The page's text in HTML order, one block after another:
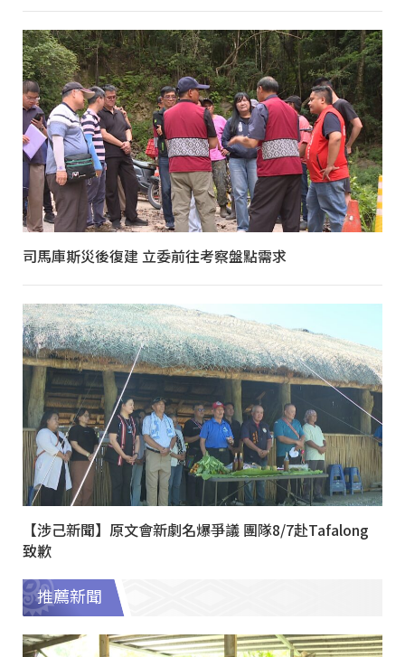
司馬庫斯災後復建 立委前往考察盤點需求
【涉己新聞】原文會新劇名爆爭議 團隊8/7赴Tafalong
致歉
推薦新聞